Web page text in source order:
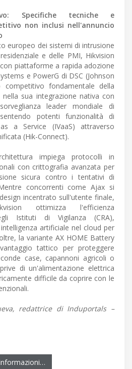
Specifiche tecniche e
non inclusi nell'annuncio
europeo dei sistemi di intrusione
e delle PMI, Hikvision
piattaforme a rapida adozione
e PowerG di DSC (Johnson
competitivo fondamentale della
nella sua integrazione nativa con
leader mondiale di
potenti funzionalità di
a Service (IVaaS) attraverso
(Hik-Connect).
impiega protocolli in
con crittografia avanzata per
sicura contro i tentativi di
concorrenti come Ajax si
incentrato sull'utente finale,
ottimizza l'efficienza
Istituti di Vigilanza (CRA),
artificiale nel cloud per
la variante AX HOME Battery
tattico per proteggere
case, capannoni agricoli o
di un'alimentazione elettrica
difficile da coprire con le
redattrice di Induportals –